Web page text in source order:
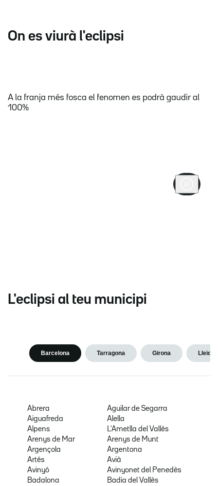
On es viurà l'eclipsi
A la franja més fosca el fenomen es podrà gaudir al
100%
L'eclipsi al teu municipi
Barcelona Tarragona Girona Lleida
Abrera
Aguilar de Segarra
Aiguafreda
Alella
Alpens
L'Ametlla del Vallès
Arenys de Mar
Arenys de Munt
Argençola
Argentona
Artés
Avià
Avinyó
Avinyonet del Penedès
Badalona
Badia del Vallès